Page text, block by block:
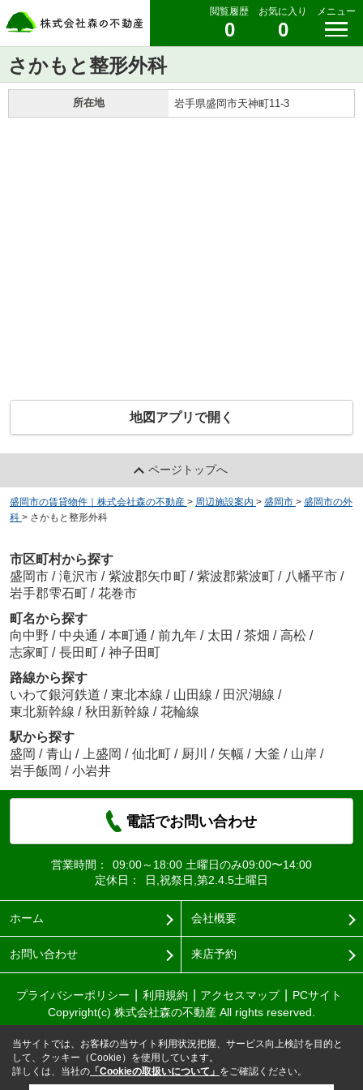
閲覧履歴
0
お気に入り
0
メニュー
さかもと整形外科
所在地 岩手県盛岡市天神町11-3
地図アプリで開く
ページトップへ
盛岡市の賃貸物件｜株式会社森の不動産 > 周辺施設案内 > 盛岡市 > 盛岡市の外
科 > さかもと整形外科
市区町村から探す
盛岡市 / 滝沢市 / 紫波郡矢巾町 / 紫波郡紫波町 / 八幡平市 /
岩手郡雫石町 / 花巻市
町名から探す
向中野 / 中央通 / 本町通 / 前九年 / 太田 / 茶畑 / 高松 /
志家町 / 長田町 / 神子田町
路線から探す
いわて銀河鉄道 / 東北本線 / 山田線 / 田沢湖線 /
東北新幹線 / 秋田新幹線 / 花輪線
駅から探す
盛岡 / 青山 / 上盛岡 / 仙北町 / 厨川 / 矢幅 / 大釜 / 山岸 /
岩手飯岡 / 小岩井
電話でお問い合わせ
営業時間：
09:00～18:00 土曜日のみ09:00〜14:00
定休日：
日,祝祭日,第2.4.5土曜日
ホーム 会社概要
お問い合わせ 来店予約
プライバシーポリシー 利用規約 アクセスマップ
PCサイト
Copyright(c) 株式会社森の不動産 All rights reserved.
当サイトでは、お客様の当サイト利用状況把握、サービス向上検討を目的と
して、クッキー（Cookie）を使用しています。
詳しくは、当社の 「Cookieの取扱いについて」 をご確認ください。